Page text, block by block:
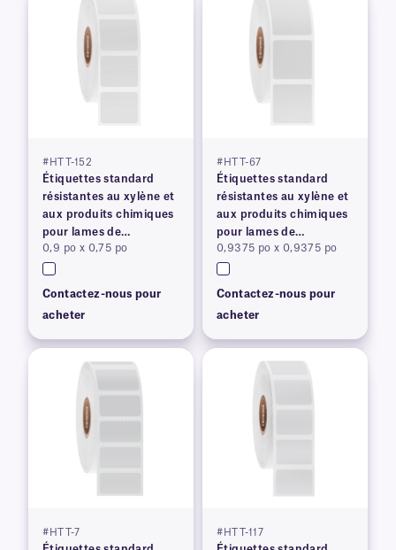
#HTT-152
Étiquettes standard
résistantes au xylène et
aux produits chimiques
pour lames de
microscope
0,9 po x 0,75 po
Contactez-nous pour
acheter
#HTT-67
Étiquettes standard
résistantes au xylène et
aux produits chimiques
pour lames de
microscope
0,9375 po x 0,9375 po
Contactez-nous pour
acheter
#HTT-7 #HTT-117